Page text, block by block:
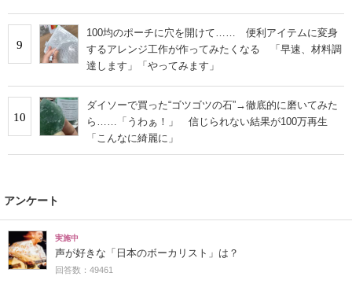
9
100均のポーチに穴を開けて…… 便利アイテムに変身
するアレンジ工作が作ってみたくなる 「早速、材料調
達します」「やってみます」
10
ダイソーで買った“ゴツゴツの石”→徹底的に磨いてみた
ら……「うわぁ！」 信じられない結果が100万再生
「こんなに綺麗に」
アンケート
実施中
声が好きな「日本のボーカリスト」は？
回答数：49461